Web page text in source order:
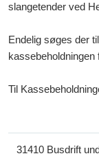
slangetender ved
Endelig søges der
kassebeholdningen
Til
31410 Busdrift